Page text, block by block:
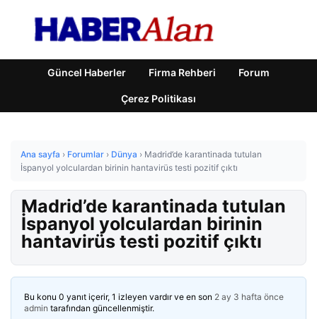
Güncel Haberler Firma Rehberi Forum
Çerez Politikası
Ana sayfa › Forumlar › Dünya › Madrid’de karantinada tutulan
İspanyol yolculardan birinin hantavirüs testi pozitif çıktı
Madrid’de karantinada tutulan
İspanyol yolculardan birinin
hantavirüs testi pozitif çıktı
Bu konu 0 yanıt içerir, 1 izleyen vardır ve en son 2 ay 3 hafta önce
admin tarafından güncellenmiştir.